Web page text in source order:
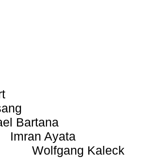
Bartana
Imran Ayata
Wolfgang Kaleck